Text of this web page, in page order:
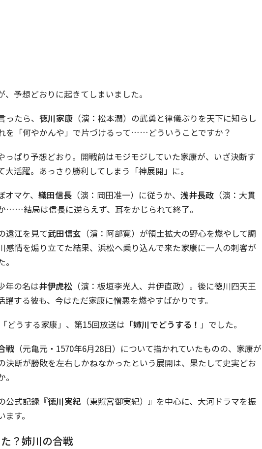
、予想どおりに起きてしまいました。
たら、 徳川家康 （演：松本潤）の武勇と律儀ぶりを天下に知らし
を「何やかんや」で片づけるって……どういうことですか？
っぱり予想どおり。開戦前はモジモジしていた家康が、いざ決断す
大活躍。あっさり勝利してしまう「神展開」に。
マケ、 織田信長 （演：岡田准一）に従うか、 浅井長政 （演：大貫
……結局は信長に逆らえず、耳をかじられて終了。
遠江を見て武田信玄 （演：阿部寛）が領土拡大の野心を燃やして調
感情を煽り立てた結果、浜松へ乗り込んで来た家康に一人の刺客が
年の名は井伊虎松 （演：板垣李光人、井伊直政）。後に徳川四天王
躍する彼も、今はただ家康に憎悪を燃やすばかりです。
どうする家康」、第15回放送は「姉川でどうする！ 」でした。
戦 （元亀元・1570年6月28日）について描かれていたものの、家康が
決断が勝敗を左右しかねなかったという展開は、果たして史実どお
公式記録『徳川実紀 （東照宮御実紀）』を中心に、大河ドラマを振
す。
？姉川の合戦